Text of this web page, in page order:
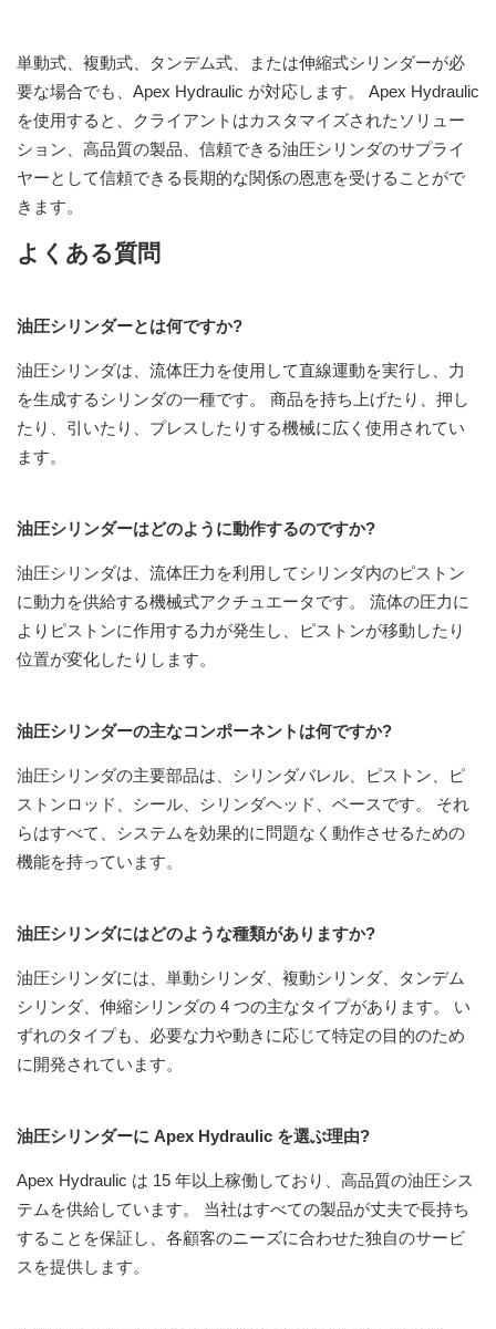
単動式、複動式、タンデム式、または伸縮式シリンダーが必
要な場合でも、Apex Hydraulic が対応します。 Apex Hydraulic
を使用すると、クライアントはカスタマイズされたソリュー
ション、高品質の製品、信頼できる油圧シリンダのサプライ
ヤーとして信頼できる長期的な関係の恩恵を受けることがで
きます。
よくある質問
油圧シリンダーとは何ですか?
油圧シリンダは、流体圧力を使用して直線運動を実行し、力
を生成するシリンダの一種です。 商品を持ち上げたり、押し
たり、引いたり、プレスしたりする機械に広く使用されてい
ます。
油圧シリンダーはどのように動作するのですか?
油圧シリンダは、流体圧力を利用してシリンダ内のピストン
に動力を供給する機械式アクチュエータです。 流体の圧力に
よりピストンに作用する力が発生し、ピストンが移動したり
位置が変化したりします。
油圧シリンダーの主なコンポーネントは何ですか?
油圧シリンダの主要部品は、シリンダバレル、ピストン、ピ
ストンロッド、シール、シリンダヘッド、ベースです。 それ
らはすべて、システムを効果的に問題なく動作させるための
機能を持っています。
油圧シリンダにはどのような種類がありますか?
油圧シリンダには、単動シリンダ、複動シリンダ、タンデム
シリンダ、伸縮シリンダの 4 つの主なタイプがあります。 い
ずれのタイプも、必要な力や動きに応じて特定の目的のため
に開発されています。
油圧シリンダーに Apex Hydraulic を選ぶ理由?
Apex Hydraulic は 15 年以上稼働しており、高品質の油圧シス
テムを供給しています。 当社はすべての製品が丈夫で長持ち
することを保証し、各顧客のニーズに合わせた独自のサービ
スを提供します。